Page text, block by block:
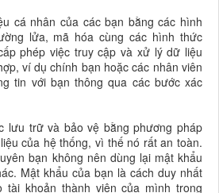
cá nhân của các bạn bằng các hình
lửa, mã hóa cùng các hình thức
phép việc truy cập và xử lý dữ liệu
ví dụ chính bạn hoặc các nhân viên
tin với bạn thông qua các bước xác
lưu trữ và bảo vệ bằng phương pháp
của hệ thống, vì thế nó rất an toàn.
bạn không nên dùng lại mật khẩu
Mật khẩu của bạn là cách duy nhất
tài khoản thành viên của mình trong